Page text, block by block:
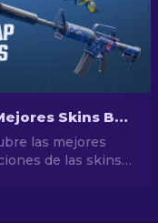
Las Mejores Skins Baratas de CS2 [2026]
las mejores
de las skins